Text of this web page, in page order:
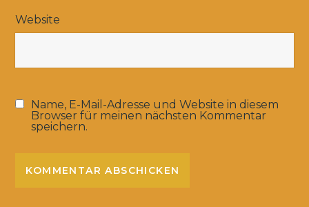
Website
Name, E-Mail-Adresse und Website in diesem
Browser für meinen nächsten Kommentar
speichern.